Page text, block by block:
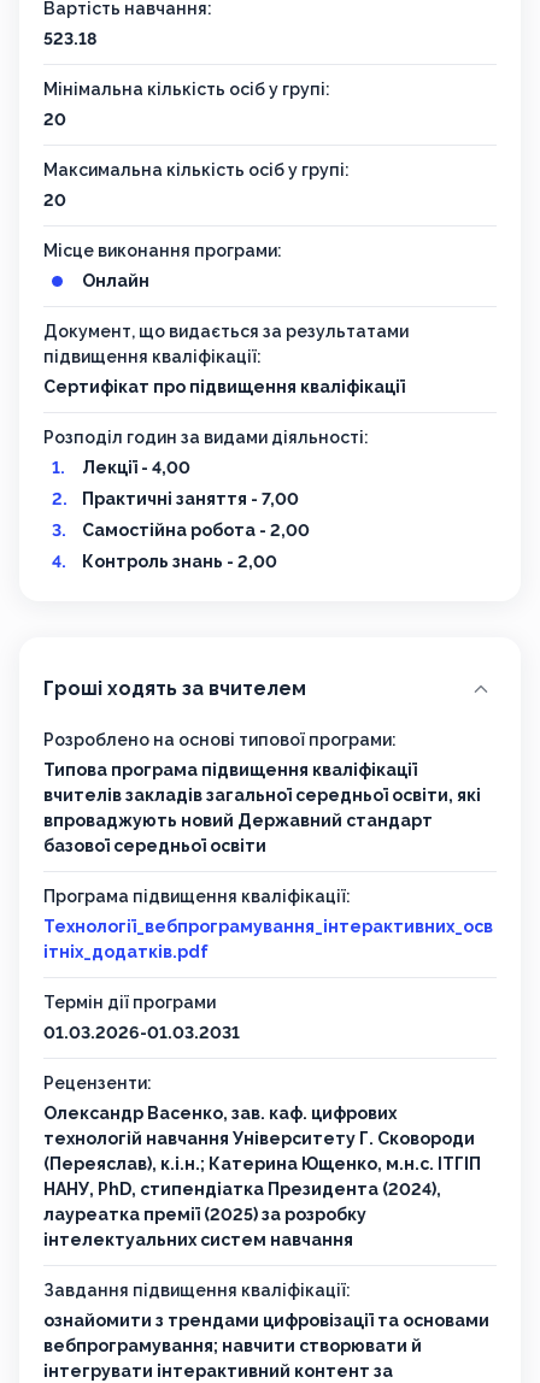
Вартість навчання:
523.18
Мінімальна кількість осіб у групі:
20
Максимальна кількість осіб у групі:
20
Місце виконання програми:
Онлайн
Документ, що видається за результатами
підвищення кваліфікації:
Сертифікат про підвищення кваліфікації
Розподіл годин за видами діяльності:
Лекції - 4,00
Практичні заняття - 7,00
Самостійна робота - 2,00
Контроль знань - 2,00
Гроші ходять за вчителем
Розроблено на основі типової програми:
Типова програма підвищення кваліфікації
вчителів закладів загальної середньої освіти, які
впроваджують новий Державний стандарт
базової середньої освіти
Програма підвищення кваліфікації:
Технології_вебпрограмування_інтерактивних_осв
ітніх_додатків.pdf
Термін дії програми
01.03.2026-01.03.2031
Рецензенти:
Олександр Васенко, зав. каф. цифрових
технологій навчання Університету Г. Сковороди
(Переяслав), к.і.н.; Катерина Ющенко, м.н.с. ІТГІП
НАНУ, PhD, стипендіатка Президента (2024),
лауреатка премії (2025) за розробку
інтелектуальних систем навчання
Завдання підвищення кваліфікації:
ознайомити з трендами цифровізації та основами
вебпрограмування; навчити створювати й
інтегрувати інтерактивний контент за